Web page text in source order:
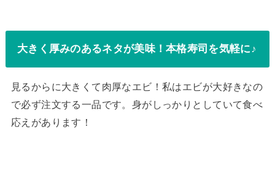
大きく厚みのあるネタが美味！本格寿司を気軽に♪
見るからに大きくて肉厚なエビ！私はエビが大好きなの
で必ず注文する一品です。身がしっかりとしていて食べ
応えがあります！